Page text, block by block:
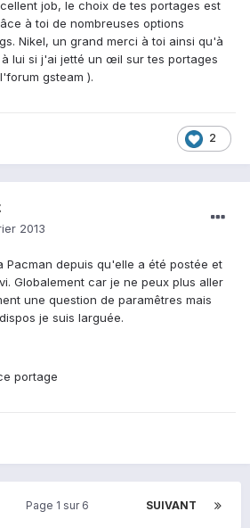
job, le choix de tes portages est
à toi de nombreuses options
Nikel, un grand merci à toi ainsi qu'à
lui si j'ai jetté un œil sur tes portages
gsteam ).
2
2013
Pacman depuis qu'elle a été postée et
Globalement car je ne peux plus aller
une question de paramêtres mais
je suis larguée.
portage
SUIVANT
Page 1 sur 6